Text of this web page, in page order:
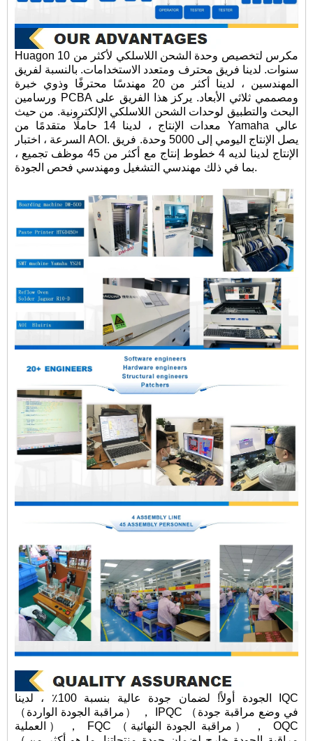
Huagon مكرس لتخصيص وحدة الشحن اللاسلكي لأكثر من 10
سنوات. لدينا فريق محترف ومتعدد الاستخدامات. بالنسبة لفريق
المهندسين ، لدينا أكثر من 20 مهندسًا محترفًا وذوي خبرة
ورسامين PCBA ومصممي ثلاثي الأبعاد. يركز هذا الفريق على
البحث والتطبيق لوحدات الشحن اللاسلكي الإلكترونية. من حيث
معدات الإنتاج ، لدينا 14 حاملًا متقدمًا من Yamaha عالي
السرعة ، اختبار AOI. يصل الإنتاج اليومي إلى 5000 وحدة. فريق
الإنتاج لدينا لديه 4 خطوط إنتاج مع أكثر من 45 موظف تجميع ،
بما في ذلك مهندسي التشغيل ومهندسي فحص الجودة.
الجودة أولاً! لضمان جودة عالية بنسبة 100٪ ، لدينا IQC
（مراقبة الجودة الواردة） ， IPQC （في وضع مراقبة جودة
العملية） ， FQC （مراقبة الجودة النهائية） ， OQC